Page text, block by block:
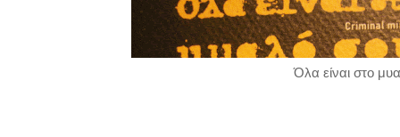
Όλα είναι στο